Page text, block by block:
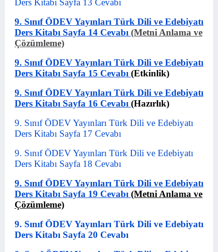
Ders Kitabı Sayfa 13 Cevabı
9. Sınıf ÖDEV Yayınları Türk Dili ve Edebiyatı
Ders Kitabı Sayfa 14 Cevabı (Metni Anlama ve
Çözümleme)
9. Sınıf ÖDEV Yayınları Türk Dili ve Edebiyatı
Ders Kitabı Sayfa 15 Cevabı (Etkinlik)
9. Sınıf ÖDEV Yayınları Türk Dili ve Edebiyatı
Ders Kitabı Sayfa 16 Cevabı (Hazırlık)
9. Sınıf ÖDEV Yayınları Türk Dili ve Edebiyatı
Ders Kitabı Sayfa 17 Cevabı
9. Sınıf ÖDEV Yayınları Türk Dili ve Edebiyatı
Ders Kitabı Sayfa 18 Cevabı
9. Sınıf ÖDEV Yayınları Türk Dili ve Edebiyatı
Ders Kitabı Sayfa 19 Cevabı (Metni Anlama ve
Çözümleme)
9. Sınıf ÖDEV Yayınları Türk Dili ve Edebiyatı
Ders Kitabı Sayfa 20 Cevabı